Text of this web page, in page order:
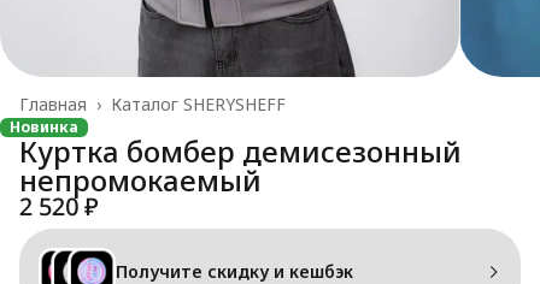
Каталог SHERYSHEFF
Главная ›
Новинка
Куртка бомбер демисезонный
непромокаемый
2 520 ₽
Получите скидку и кешбэк